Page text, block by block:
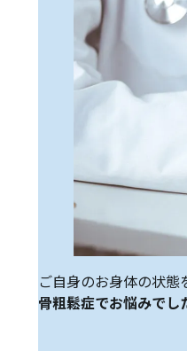
ご自身のお身体の状態
骨粗鬆症でお悩みで